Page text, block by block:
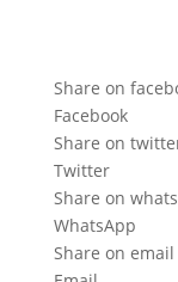
Share on
Facebook
Share on
Twitter
Share on
WhatsApp
Share on email